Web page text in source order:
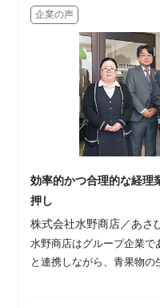
企業の声
効率的かつ合理的な経理
押し
株式会社水野商店／あさ
水野商店はグループ企業で
と連携しながら、青果物